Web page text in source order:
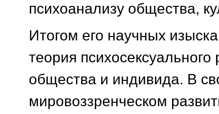
психоанализу общества,
Итогом его научных
теория психосексуального
общества и индивида. В
мировоззренческом